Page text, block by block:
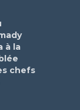
à la
chefs